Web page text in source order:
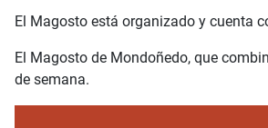
El Magosto está organizado y cuenta
El Magosto de Mondoñedo, que
de semana.